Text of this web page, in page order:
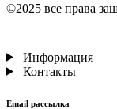
©2025 все права
Информация
Контакты
Email рассылка